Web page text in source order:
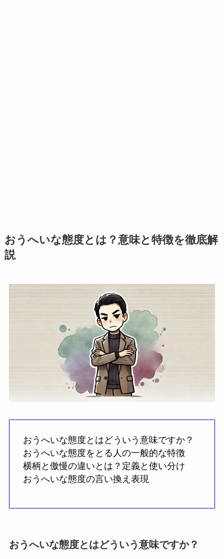
おうへいな態度とは？意味と特徴を徹底解
説
おうへいな態度とはどういう意味ですか？
おうへいな態度をとる人の一般的な特徴
横柄と傲慢の違いとは？定義と使い分け
おうへいな態度の言い換え表現
おうへいな態度とはどういう意味ですか？